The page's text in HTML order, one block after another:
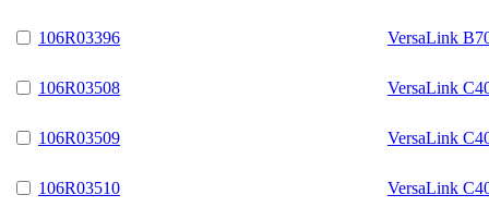
106R03396 VersaLink
106R03508 VersaLink
106R03509 VersaLink
106R03510 VersaLink